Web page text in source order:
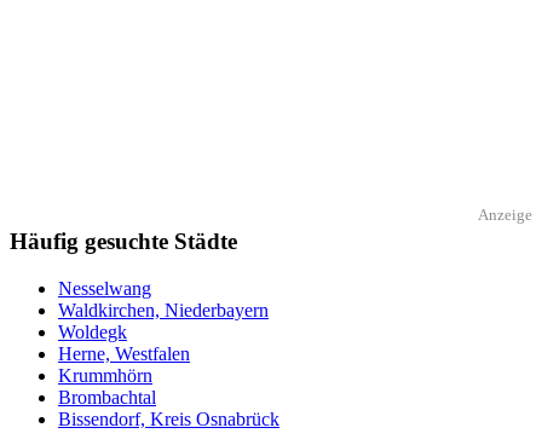
Anzeige
Häufig gesuchte Städte
Nesselwang
Waldkirchen, Niederbayern
Woldegk
Herne, Westfalen
Krummhörn
Brombachtal
Bissendorf, Kreis Osnabrück